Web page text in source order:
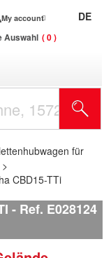
My account
Auswahl 0
DE
für
CBD15-TTi
Ref. E028124